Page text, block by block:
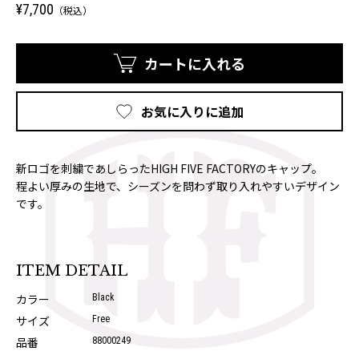
¥7,700 （税込）
カートに入れる
お気に入りに追加
新ロゴを刺繍であしらったHIGH FIVE FACTORYのキャップ。
程よい厚みの生地で、シーズンを問わず取り入れやすいデザイン
です。
ITEM DETAIL
カラー Black
サイズ Free
品番 88000249